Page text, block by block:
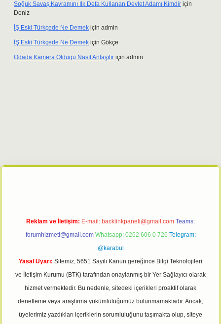
Soğuk Savaş Kavramını Ilk Defa Kullanan Devlet Adamı Kimdir için
Deniz
İŞ Eski Türkçede Ne Demek için admin
İŞ Eski Türkçede Ne Demek için Gökçe
Odada Kamera Oldugu Nasıl Anlaşılır için admin
giriş adresitulipbett.net
Reklam ve İletişim: E-mail: backlinkpaneli@gmail.com Teams:
forumhizmeti@gmail.com Whatsapp: 0262 606 0 726 Telegram:
@karabul
Yasal Uyarı: Sitemiz, 5651 Sayılı Kanun gereğince Bilgi Teknolojileri
ve İletişim Kurumu (BTK) tarafından onaylanmış bir Yer Sağlayıcı olarak
hizmet vermektedir. Bu nedenle, sitedeki içerikleri proaktif olarak
denetleme veya araştırma yükümlülüğümüz bulunmamaktadır. Ancak,
üyelerimiz yazdıkları içeriklerin sorumluluğunu taşımakta olup, siteye